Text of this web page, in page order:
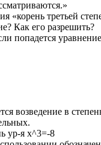
«корень третьей
Как его разрешить?
попадется
возведение в
ур-я x^3=-8